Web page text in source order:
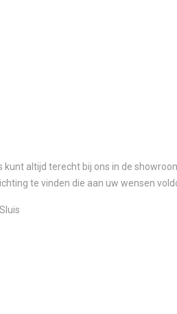
kunt altijd terecht bij ons in de
te vinden die aan uw wensen